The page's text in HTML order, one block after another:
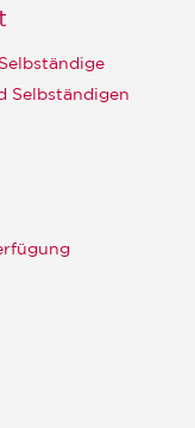
Selbständigen